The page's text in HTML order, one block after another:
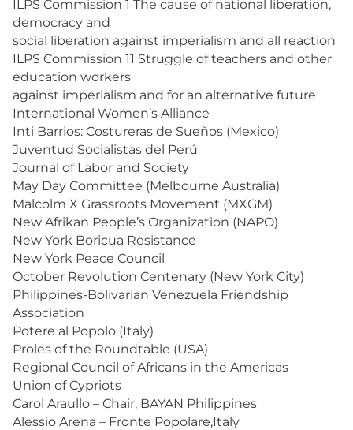
ILPS Commission 1 The cause of national liberation,
democracy and
social liberation against imperialism and all reaction
ILPS Commission 11 Struggle of teachers and other
education workers
against imperialism and for an alternative future
International Women’s Alliance
Inti Barrios: Costureras de Sueños (Mexico)
Juventud Socialistas del Perú
Journal of Labor and Society
May Day Committee (Melbourne Australia)
Malcolm X Grassroots Movement (MXGM)
New Afrikan People’s Organization (NAPO)
New York Boricua Resistance
New York Peace Council
October Revolution Centenary (New York City)
Philippines-Bolivarian Venezuela Friendship
Association
Potere al Popolo (Italy)
Proles of the Roundtable (USA)
Regional Council of Africans in the Americas
Union of Cypriots
Carol Araullo – Chair, BAYAN Philippines
Alessio Arena – Fronte Popolare,Italy